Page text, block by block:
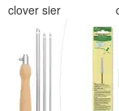
clover sier